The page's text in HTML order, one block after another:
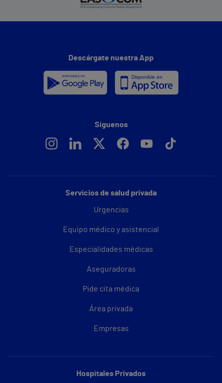
Servicios de salud privada
Urgencias
Equipo médico y asistencial
Especialidades médicas
Aseguradoras
Pide cita médica
Área privada
Empresas
Hospitales Privados
Descárgate nuestra App
Síguenos